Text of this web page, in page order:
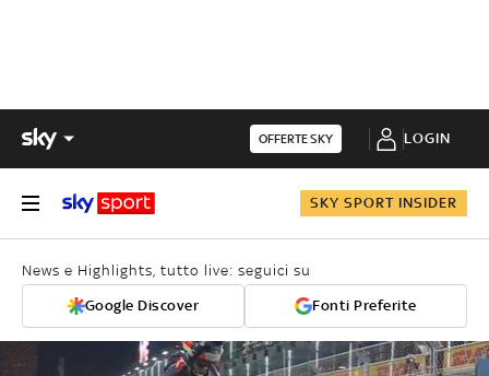
OFFERTE SKY LOGIN
SKY SPORT INSIDER
News e Highlights, tutto live: seguici su
Google Discover Fonti Preferite